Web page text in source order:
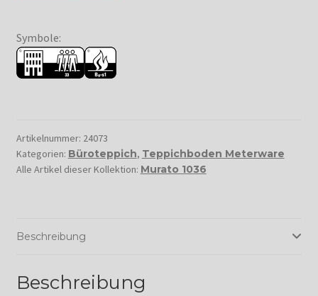
Symbole:
Artikelnummer: 24073
Kategorien: Büroteppich, Teppichboden Meterware
Alle Artikel dieser Kollektion: Murato 1036
Beschreibung
Beschreibung